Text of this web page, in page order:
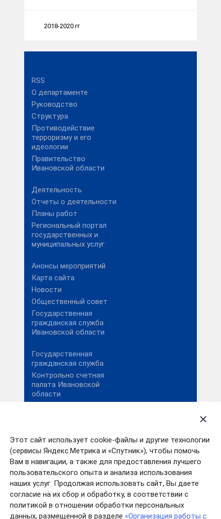
Этот сайт использует cookie-файлы и другие технологии
(сервисы Яндекс.Метрика и «Спутник»), чтобы помочь
Вам в навигации, а также для предоставления лучшего
пользовательского опыта и анализа использования
наших услуг. Продолжая использовать сайт, Вы даете
согласие на их сбор и обработку, в соответствии с
политикой в отношении обработки персональных
данных, размещенной в разделе «Организация работы с
2018-2020 гг
RSS
О департаменте
Руководство
Структура
Противодействие
терроризму и его
идеологии
Правительство
Ивановской области
Деятельность
Отчеты о деятельности
Планы работ
Региональный портал
государственных и
муниципальных услуг
Анонсы мероприятий
Карта сайта
Новости
Общественный совет
Государственная
гражданская служба
Ивановской области
Государственная
гражданская служба
Контрольно счетная
палата Ивановской
области
коррупции
Электронный бюджет